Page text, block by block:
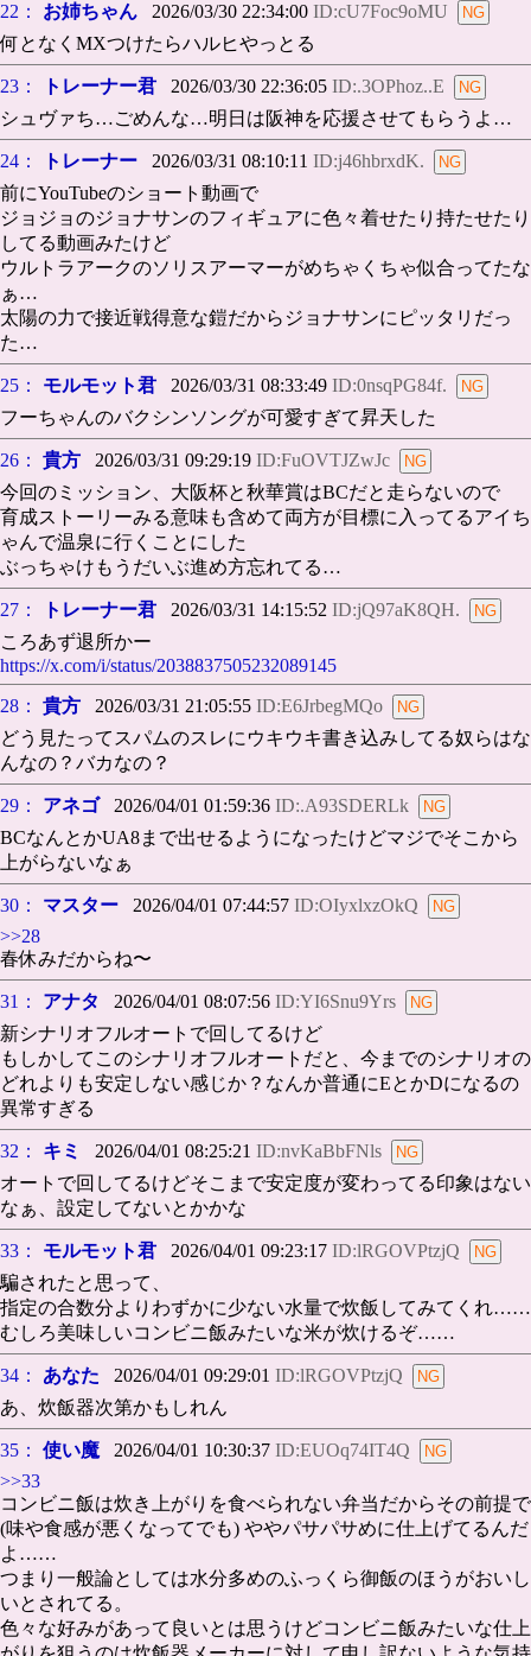
22： お姉ちゃん 2026/03/30 22:34:00 ID:cU7Foc9oMU
何となくMXつけたらハルヒやっとる
23： トレーナー君 2026/03/30 22:36:05 ID:.3OPhoz..E
シュヴァち…ごめんな…明日は阪神を応援させてもらうよ…
24： トレーナー 2026/03/31 08:10:11 ID:j46hbrxdK.
前にYouTubeのショート動画で
ジョジョのジョナサンのフィギュアに色々着せたり持たせたり
してる動画みたけど
ウルトラアークのソリスアーマーがめちゃくちゃ似合ってたな
ぁ…
太陽の力で接近戦得意な鎧だからジョナサンにピッタリだっ
た…
25： モルモット君 2026/03/31 08:33:49 ID:0nsqPG84f.
フーちゃんのバクシンソングが可愛すぎて昇天した
26： 貴方 2026/03/31 09:29:19 ID:FuOVTJZwJc
今回のミッション、大阪杯と秋華賞はBCだと走らないので
育成ストーリーみる意味も含めて両方が目標に入ってるアイち
ゃんで温泉に行くことにした
ぶっちゃけもうだいぶ進め方忘れてる…
27： トレーナー君 2026/03/31 14:15:52 ID:jQ97aK8QH.
ころあず退所かー
https://x.com/i/status/2038837505232089145
28：
貴方 2026/03/31 21:05:55 ID:E6JrbegMQo
どう見たってスパムのスレにウキウキ書き込みしてる奴らはな
んなの？バカなの？
29： アネゴ2026/04/01 01:59:36 ID:.A93SDERLk
BCなんとかUA8まで出せるようになったけどマジでそこから
上がらないなぁ
30： マスター 2026/04/01 07:44:57 ID:OIyxlxzOkQ
>>28
春休みだからね〜
31： アナタ 2026/04/01 08:07:56 ID:YI6Snu9Yrs
新シナリオフルオートで回してるけど
もしかしてこのシナリオフルオートだと、今までのシナリオの
どれよりも安定しない感じか？なんか普通にEとかDになるの
異常すぎる
32： キミ 2026/04/01 08:25:21 ID:nvKaBbFNls
オートで回してるけどそこまで安定度が変わってる印象はない
なぁ、設定してないとかかな
33： モルモット君 2026/04/01 09:23:17 ID:lRGOVPtzjQ
騙されたと思って、
指定の合数分よりわずかに少ない水量で炊飯してみてくれ……
むしろ美味しいコンビニ飯みたいな米が炊けるぞ……
34： あなた 2026/04/01 09:29:01 ID:lRGOVPtzjQ
あ、炊飯器次第かもしれん
35： 使い魔 2026/04/01 10:30:37 ID:EUOq74IT4Q
>>33
コンビニ飯は炊き上がりを食べられない弁当だからその前提で
(味や食感が悪くなってでも) ややパサパサめに仕上げてるんだ
よ……
つまり一般論としては水分多めのふっくら御飯のほうがおいし
いとされてる。
色々な好みがあって良いとは思うけどコンビニ飯みたいな仕上